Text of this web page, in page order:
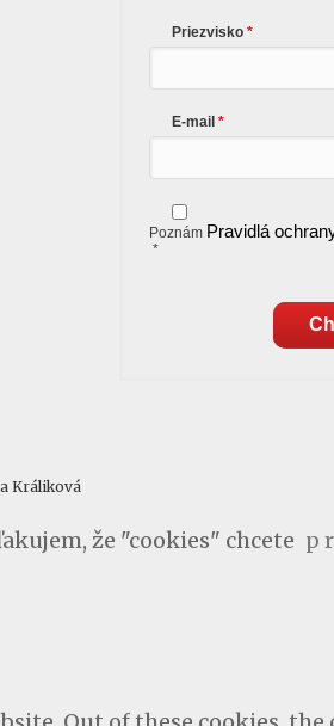
Priezvisko
E-mail
Poznám Pravidlá
*
Králiková
že "cookies" chcete p